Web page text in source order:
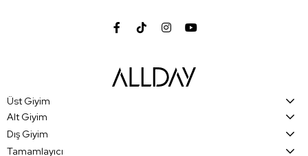
Üst Giyim
Alt Giyim
Dış Giyim
Tamamlayıcı